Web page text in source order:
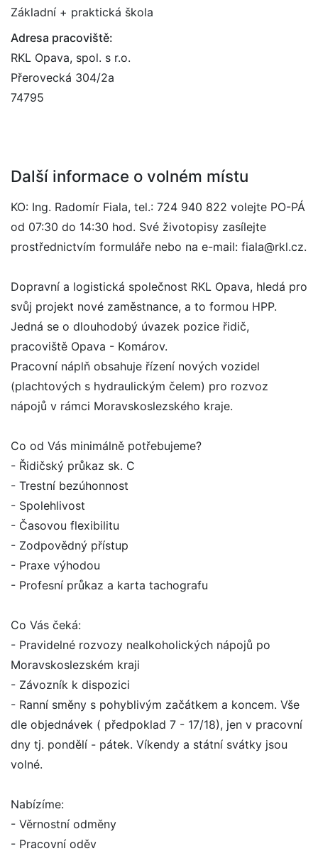
Základní + praktická škola
Adresa pracoviště:
RKL Opava, spol. s r.o.
Přerovecká 304/2a
74795
Další informace o volném místu
KO: Ing. Radomír Fiala, tel.: 724 940 822 volejte PO-PÁ
od 07:30 do 14:30 hod. Své životopisy zasílejte
prostřednictvím formuláře nebo na e-mail: fiala@rkl.cz.
Dopravní a logistická společnost RKL Opava, hledá pro
svůj projekt nové zaměstnance, a to formou HPP.
Jedná se o dlouhodobý úvazek pozice řidič,
pracoviště Opava - Komárov.
Pracovní náplň obsahuje řízení nových vozidel
(plachtových s hydraulickým čelem) pro rozvoz
nápojů v rámci Moravskoslezského kraje.
Co od Vás minimálně potřebujeme?
- Řidičský průkaz sk. C
- Trestní bezúhonnost
- Spolehlivost
- Časovou flexibilitu
- Zodpovědný přístup
- Praxe výhodou
- Profesní průkaz a karta tachografu
Co Vás čeká:
- Pravidelné rozvozy nealkoholických nápojů po
Moravskoslezském kraji
- Závozník k dispozici
- Ranní směny s pohyblivým začátkem a koncem. Vše
dle objednávek ( předpoklad 7 - 17/18), jen v pracovní
dny tj. pondělí - pátek. Víkendy a státní svátky jsou
volné.
Nabízíme:
- Věrnostní odměny
- Pracovní oděv